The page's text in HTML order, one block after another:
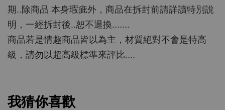
期..除商品 本身瑕疵外，商品在拆封前請詳讀特別說
明，一經拆封後..恕不退換.......
商品若是情趣商品皆以為主，材質絕對不會是特高
級，請勿以超高級標準來評比....
我猜你喜歡